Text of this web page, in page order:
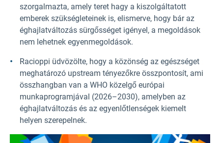
szorgalmazta, amely teret hagy a kiszolgáltatott
emberek szükségleteinek is, elismerve, hogy bár az
éghajlatváltozás sürgősséget igényel, a megoldások
nem lehetnek egyenmegoldások.
Racioppi üdvözölte, hogy a közönség az egészséget
meghatározó upstream tényezőkre összpontosít, ami
összhangban van a WHO közelgő európai
munkaprogramjával (2026–2030), amelyben az
éghajlatváltozás és az egyenlőtlenségek kiemelt
helyen szerepelnek.